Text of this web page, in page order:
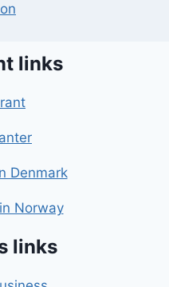
links
Denmark
Norway
links